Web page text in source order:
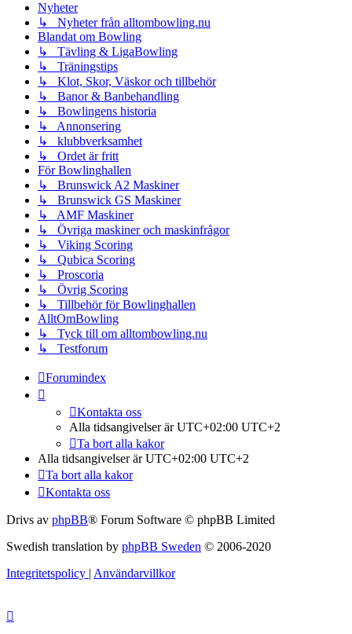
Nyheter
↳ Nyheter från alltombowling.nu
Blandat om Bowling
↳ Tävling & LigaBowling
↳ Träningstips
↳ Klot, Skor, Väskor och tillbehör
↳ Banor & Banbehandling
↳ Bowlingens historia
↳ Annonsering
↳ klubbverksamhet
↳ Ordet är fritt
För Bowlinghallen
↳ Brunswick A2 Maskiner
↳ Brunswick GS Maskiner
↳ AMF Maskiner
↳ Övriga maskiner och maskinfrågor
↳ Viking Scoring
↳ Qubica Scoring
↳ Proscoria
↳ Övrig Scoring
↳ Tillbehör för Bowlinghallen
AlltOmBowling
↳ Tyck till om alltombowling.nu
↳ Testforum
Forumindex
Kontakta oss
Alla tidsangivelser är UTC+02:00 UTC+2
Ta bort alla kakor
Alla tidsangivelser är UTC+02:00 UTC+2
Ta bort alla kakor
Kontakta oss
Drivs av phpBB® Forum Software © phpBB Limited
Swedish translation by phpBB Sweden © 2006-2020
Integritetspolicy | Användarvillkor